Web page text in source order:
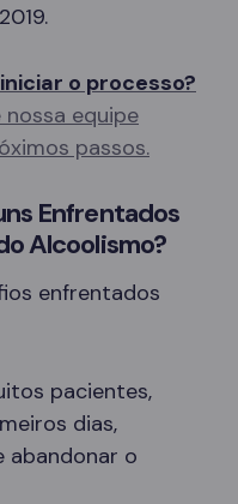
o processo?
nossa equipe
passos.
Enfrentados
Alcoolismo?
enfrentados
pacientes,
dias,
abandonar o